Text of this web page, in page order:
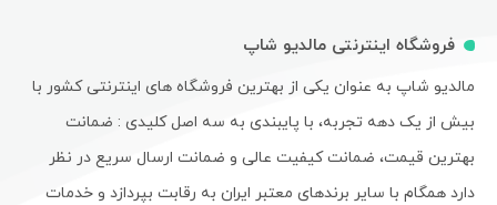
فروشگاه اینترنتی مالدیو شاپ
مالدیو شاپ به عنوان یکی از بهترین فروشگاه های اینترنتی کشور با
بیش از یک دهه تجربه، با پایبندی به سه اصل کلیدی : ضمانت
بهترین قیمت، ضمانت کیفیت عالی و ضمانت ارسال سریع در نظر
دارد همگام با سایر برندهای معتبر ایران به رقابت بپردازد و خدمات